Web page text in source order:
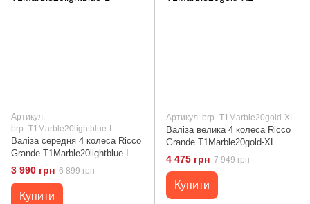
Артикул:
brp_T1Marble20lightblue-L
Валіза середня 4 колеса Ricco
Grande T1Marble20lightblue-L
3 990 грн 6 899 грн
Купити
Артикул: brp_T1Marble20gold-XL
Валіза велика 4 колеса Ricco
Grande T1Marble20gold-XL
4 475 грн 7 949 грн
Купити